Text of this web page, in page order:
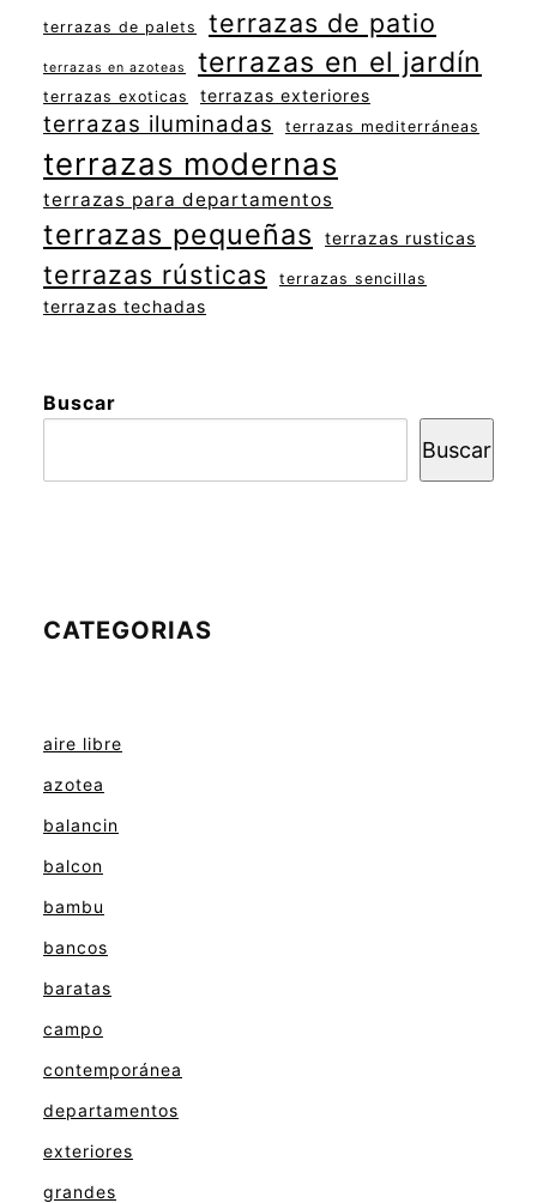
terrazas de palets terrazas de patio
terrazas en azoteas terrazas en el jardín
terrazas exoticas terrazas exteriores
terrazas iluminadas terrazas mediterráneas
terrazas modernas
terrazas para departamentos
terrazas pequeñas terrazas rusticas
terrazas rústicas terrazas sencillas
terrazas techadas
Buscar
Buscar
CATEGORIAS
aire libre
azotea
balancin
balcon
bambu
bancos
baratas
campo
contemporánea
departamentos
exteriores
grandes